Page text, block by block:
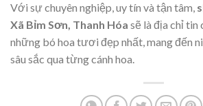
Với sự chuyên nghiệp, uy tín và tận tâm,
Xã Bỉm Sơn, Thanh Hóa sẽ là địa chỉ
những bó hoa tươi đẹp nhất, mang đến
sâu sắc qua từng cánh hoa.